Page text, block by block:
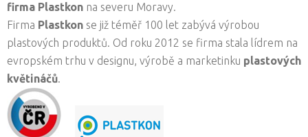
firma Plastkon na severu Moravy.
Firma Plastkon se již téměř 100 let zabývá výrobou
plastových produktů. Od roku 2012 se firma stala lídrem na
evropském trhu v designu, výrobě a marketinku plastových
květináčů.